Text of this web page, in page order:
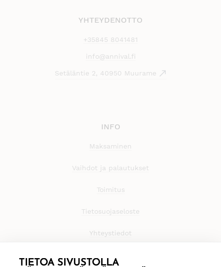
TIETOA SIVUSTOLLA
YHTEYDENOTTO
+35845 8041481
info@annival.fi
Setäläntie 2, 40950 Muurame
INFO
Maksaminen
Vaihdot ja palautukset
Toimitus
Tietosuojaseloste
Yhteystiedot